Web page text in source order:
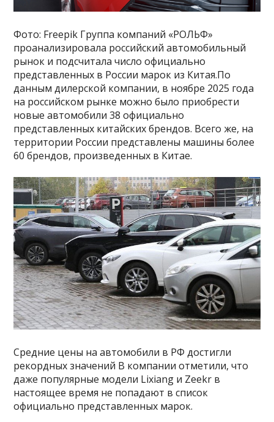
Фото: Freepik Группа компаний «РОЛЬФ»
проанализировала российский автомобильный
рынок и подсчитала число официально
представленных в России марок из Китая.По
данным дилерской компании, в ноябре 2025 года
на российском рынке можно было приобрести
новые автомобили 38 официально
представленных китайских брендов. Всего же, на
территории России представлены машины более
60 брендов, произведенных в Китае.
Средние цены на автомобили в РФ достигли
рекордных значений В компании отметили, что
даже популярные модели Lixiang и Zeekr в
настоящее время не попадают в список
официально представленных марок.